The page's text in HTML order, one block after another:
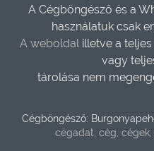
A Cégböngésző és a
használatuk csak
A weboldal illetve a
vagy
tárolása nem
Cégböngésző:
cégadat, cég,